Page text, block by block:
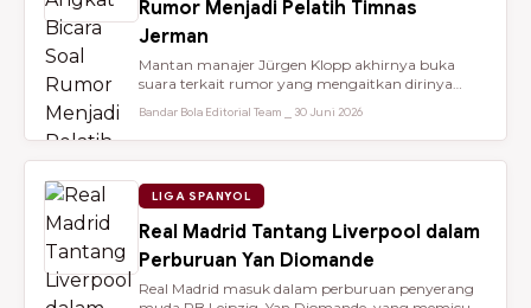
Rumor Menjadi Pelatih Timnas
Jerman
Mantan manajer Jürgen Klopp akhirnya buka
suara terkait rumor yang mengaitkan dirinya
Bandar Bola Editorial Team ⎯ 30 Juni 2026
LIGA SPANYOL
Real Madrid Tantang Liverpool dalam
Perburuan Yan Diomande
Real Madrid masuk dalam perburuan penyerang